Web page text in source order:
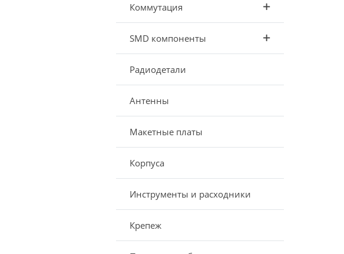
Коммутация
SMD компоненты
Радиодетали
Антенны
Макетные платы
Корпуса
Инструменты и расходники
Крепеж